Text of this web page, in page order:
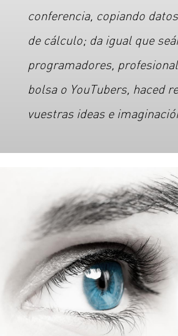
conferencia, copiando
de cálculo; da igual que
programadores,
bolsa o YouTubers, haced
vuestras ideas e